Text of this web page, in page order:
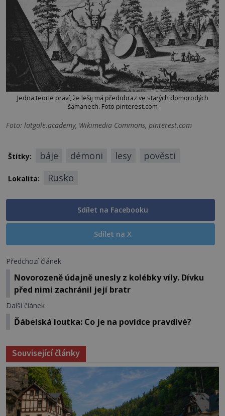
Jedna teorie praví, že lešij má předobraz ve starých domorodých
šamanech. Foto pinterest.com
Foto: latgale.academy, Wikimedia Commons, pinterest.com
Štítky: báje démoni lesy pověsti
Lokalita: Rusko
Sdílet na Facebooku
Sdílet na X
Předchozí článek
Novorozeně údajně unesly z kolébky víly. Dívku
před nimi zachránil její bratr
Další článek
Ďábelská loutka: Co je na povídce pravdivé?
Související články